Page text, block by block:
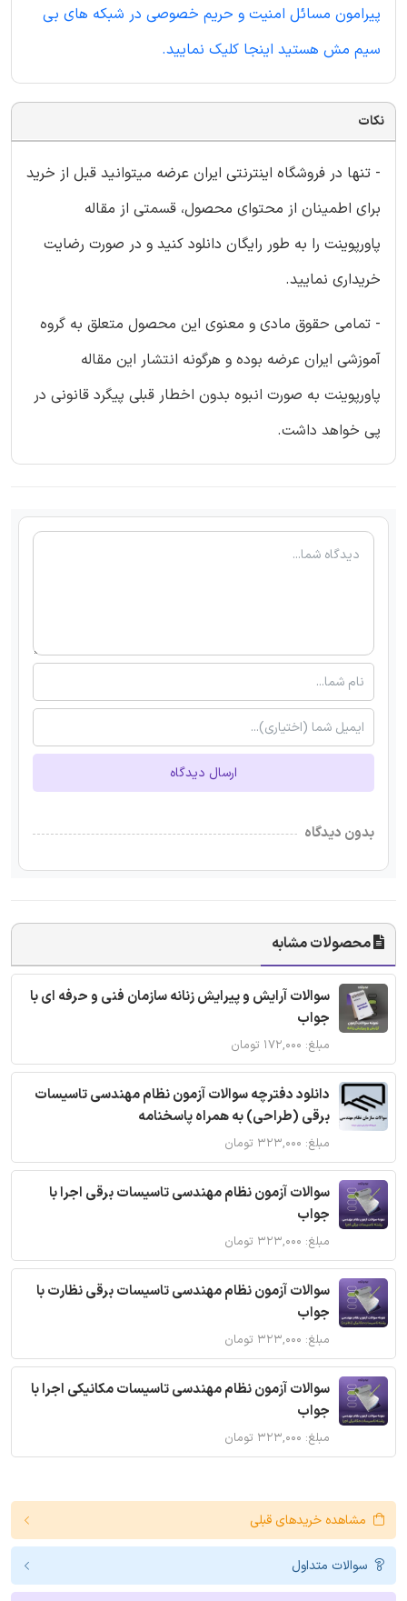
پیرامون مسائل امنیت و حریم خصوصی در شبکه های بی
سیم مش هستید اینجا کلیک نمایید.
نکات
- تنها در فروشگاه اینترنتی ایران عرضه میتوانید قبل از خرید
برای اطمینان از محتوای محصول، قسمتی از مقاله
پاورپوینت را به طور رایگان دانلود کنید و در صورت رضایت
خریداری نمایید.
- تمامی حقوق مادی و معنوی این محصول متعلق به گروه
آموزشی ایران عرضه بوده و هرگونه انتشار این مقاله
پاورپوینت به صورت انبوه بدون اخطار قبلی پیگرد قانونی در
پی خواهد داشت.
ارسال دیدگاه
بدون دیدگاه
محصولات مشابه
سوالات آرایش و پیرایش زنانه سازمان فنی و حرفه ای با
جواب
مبلغ: ۱۷۲,۰۰۰ تومان
دانلود دفترچه سوالات آزمون نظام مهندسی تاسیسات
برقی (طراحی) به همراه پاسخنامه
مبلغ: ۳۲۳,۰۰۰ تومان
سوالات آزمون نظام مهندسی تاسیسات برقی اجرا با
جواب
مبلغ: ۳۲۳,۰۰۰ تومان
سوالات آزمون نظام مهندسی تاسیسات برقی نظارت با
جواب
مبلغ: ۳۲۳,۰۰۰ تومان
سوالات آزمون نظام مهندسی تاسیسات مکانیکی اجرا با
جواب
مبلغ: ۳۲۳,۰۰۰ تومان
مشاهده خریدهای قبلی
سوالات متداول